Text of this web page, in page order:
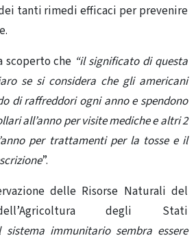
tanti rimedi efficaci per prevenire
scoperto che “ilsignificato di questa
se si considera che gli americani
di raffreddori ogni anno e spendono
all’anno per visite mediche e altri 2
per trattamenti per la tosse e il
”.
delle Risorse Naturali del
degli Stati
immunitario sembra essere